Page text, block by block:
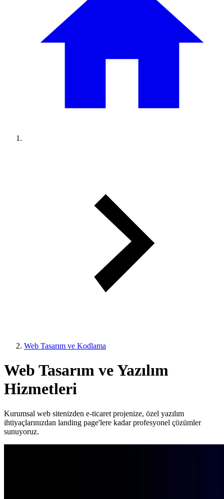
Web Tasarım ve Kodlama
Web Tasarım ve Yazılım
Hizmetleri
Kurumsal web sitenizden e-ticaret projenize, özel yazılım
ihtiyaçlarınızdan landing page'lere kadar profesyonel çözümler
sunuyoruz.